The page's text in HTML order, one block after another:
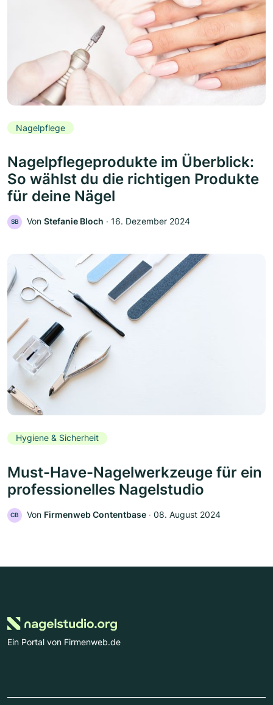
Nagelpflege
Nagelpflegeprodukte im Überblick:
So wählst du die richtigen Produkte
für deine Nägel
SB Von Stefanie Bloch ‧ 16. Dezember 2024
Hygiene & Sicherheit
Must-Have-Nagelwerkzeuge für ein
professionelles Nagelstudio
CB Von Firmenweb Contentbase ‧ 08. August 2024
Ein Portal von Firmenweb.de